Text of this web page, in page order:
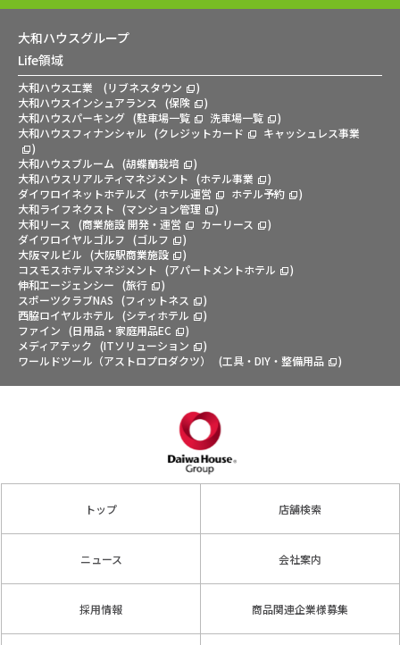
大和ハウスグループ
Life領域
大和ハウス工業 (リブネスタウン
)
大和ハウスインシュアランス
(保険
)
大和ハウスパーキング (駐車場一覧 洗車場一覧
)
大和ハウスフィナンシャル (クレジットカード
キャッシュレス事業
)
大和ハウスブルーム (胡蝶蘭栽培
)
大和ハウスリアルティマネジメント (ホテル事業
)
ダイワロイネットホテルズ (ホテル運営 ホテル予約
)
大和ライフネクスト (マンション管理
)
大和リース
(商業施設 開発・運営 カーリース
)
ダイワロイヤルゴルフ (ゴルフ
)
大阪マルビル (大阪駅商業施設
)
コスモスホテルマネジメント (アパートメントホテル
)
伸和エージェンシー (旅行
)
スポーツクラブNAS (フィットネス
)
西脇ロイヤルホテル (シティホテル
)
ファイン (日用品・家庭用品EC
)
メディアテック (ITソリューション
)
ワールドツール（アストロプロダクツ）
(工具・DIY・整備用品 )
トップ 店舗検索
ニュース 会社案内
採用情報 商品関連企業様募集